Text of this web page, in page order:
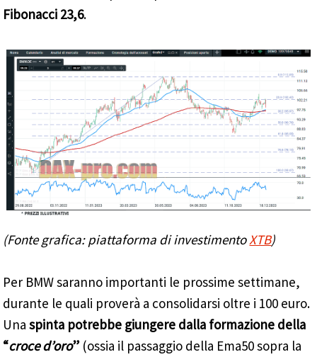
Fibonacci 23,6.
(Fonte grafica: piattaforma di investimentoXTB)
Per BMW saranno importanti le prossime settimane,
durante le quali proverà a consolidarsi oltre i 100 euro.
Unaspinta potrebbe giungere dalla formazione della
“croce d’oro” (ossia il passaggio della Ema50 sopra la